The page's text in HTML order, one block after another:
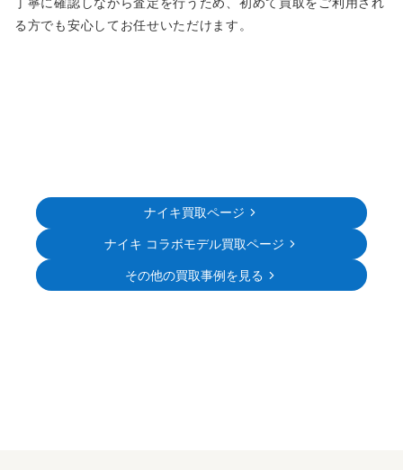
る方でも安心してお任せいただけます。
ナイキ買取ページ
ナイキ コラボモデル買取ページ
その他の買取事例を見る